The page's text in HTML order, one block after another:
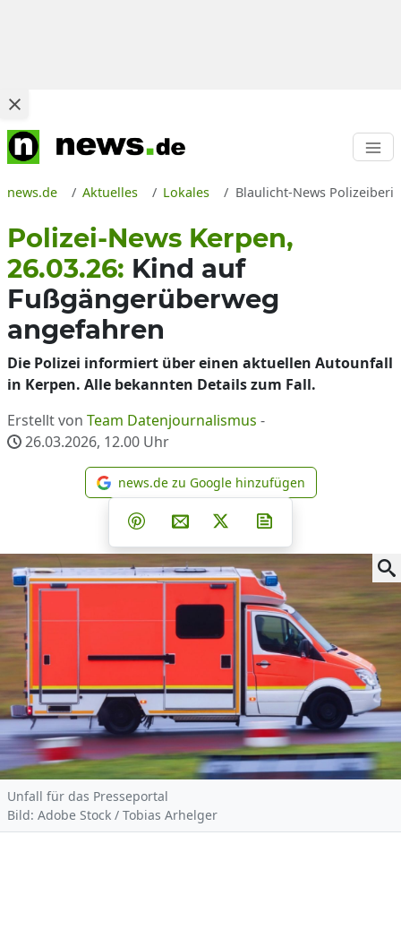
news.de Aktuelles Lokales Blaulicht-News
Polizei-News Kerpen,
26.03.26: Kind auf
Fußgängerüberweg
angefahren
Die Polizei informiert über einen aktuellen Autounfall
in Kerpen. Alle bekannten Details zum Fall.
Erstellt von Team Datenjournalismus -
26.03.2026, 12.00 Uhr
news.de zu Google
news.de zu Google hinzufügen
Teilen auf Facebook
Teilen auf Whatsapp
Teilen auf Telegram
Teilen auf Pinterest
Per E-Mail teilen
Post auf X
Unfall für das Presseportal
Bild: Adobe Stock / Tobias Arhelger